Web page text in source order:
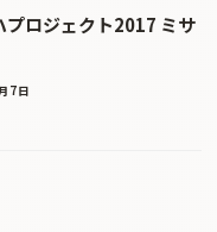
プロジェクト2017 ミサ
7日